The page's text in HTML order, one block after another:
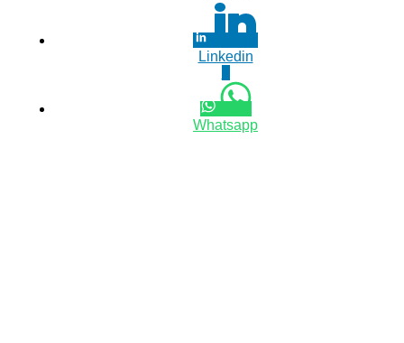
Linkedin
Whatsapp